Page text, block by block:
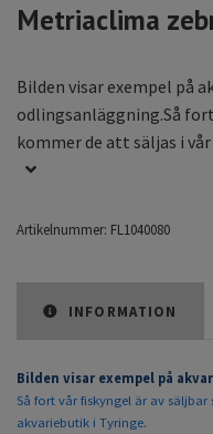
Metriaclima
Bilden visar exempel på
odlingsanläggning.Så
kommer de att säljas i
Artikelnummer: FL1040080
INFORMATION
Bilden visar exempel på
Så fort vår fiskyngel är av
akvariebutik i Tyringe.